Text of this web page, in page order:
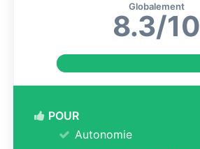
Globalement
8.3/10
POUR
Autonomie